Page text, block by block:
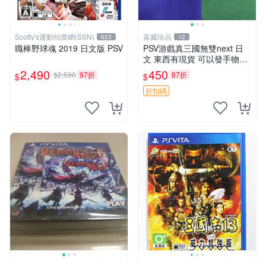
Scotty's運動拍賣網(SSN) 623
職棒野球魂 2019 日文版 PSV
$2,490 $2,590 97折
嘉藏珍品 12
PSV游戲真三國無雙next 日
文 東西有現貨 可以發手物品
無質量問題售不退不換
$450 87折
折扣碼